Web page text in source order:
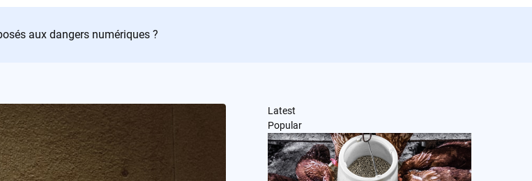
aux dangers numériques ?
Latest
Popular